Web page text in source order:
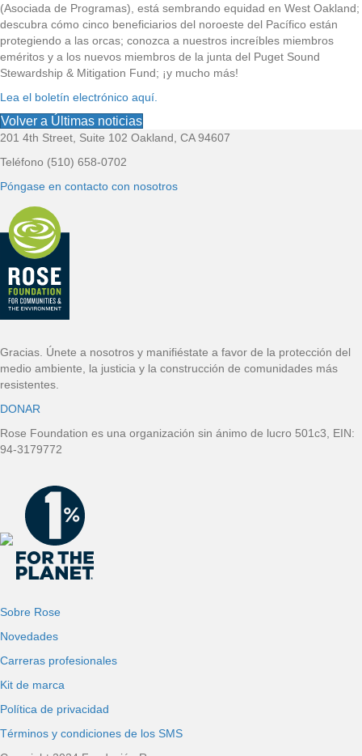
(Asociada de Programas), está sembrando equidad en West Oakland;
descubra cómo cinco beneficiarios del noroeste del Pacífico están
protegiendo a las orcas; conozca a nuestros increíbles miembros
eméritos y a los nuevos miembros de la junta del Puget Sound
Stewardship & Mitigation Fund; ¡y mucho más!
Lea el boletín electrónico aquí.
Volver a Últimas noticias
P
i
e
d
e
p
á
g
i
n
201 4th Street, Suite 102 Oakland, CA 94607
Teléfono (510) 658-0702
Póngase en contacto con nosotros
Gracias. Únete a nosotros y manifiéstate a favor de la protección del
medio ambiente, la justicia y la construcción de comunidades más
resistentes.
DONAR
Rose Foundation es una organización sin ánimo de lucro 501c3, EIN:
94-3179772
Sobre Rose
Novedades
Carreras profesionales
Kit de marca
Política de privacidad
Términos y condiciones de los SMS